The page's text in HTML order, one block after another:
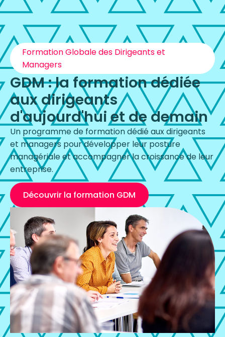
Formation Globale des Dirigeants et
Managers
GDM : la formation dédiée
aux dirigeants
d'aujourd'hui et de demain
Un programme de formation dédié aux dirigeants
et managers pour développer leur posture
managériale et accompagner la croissance de leur
entreprise.
Découvrir la formation GDM